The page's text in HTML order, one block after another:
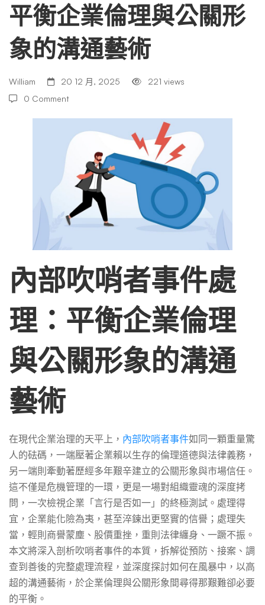
事
件
處
企
業
倫
理
與
公
關
形
象
平衡企業倫理與公關形
象的溝通藝術
William 20 12 月, 2025
221 views
0 Comment
內部吹哨者事件處
理：平衡企業倫理
與公關形象的溝通
藝術
在現代企業治理的天平上， 內部吹哨者事件如同一顆重量驚
人的砝碼，一端壓著企業賴以生存的倫理道德與法律義務，
另一端則牽動著歷經多年艱辛建立的公關形象與市場信任。
這不僅是危機管理的一環，更是一場對組織靈魂的深度拷
問，一次檢視企業「言行是否如一」的終極測試。處理得
宜，企業能化險為夷，甚至淬鍊出更堅實的信譽；處理失
當，輕則商譽蒙塵、股價重挫，重則法律纏身、一蹶不振。
本文將深入剖析吹哨者事件的本質，拆解從預防、接案、調
查到善後的完整處理流程，並深度探討如何在風暴中，以高
超的溝通藝術，於企業倫理與公關形象間尋得那艱難卻必要
的平衡。